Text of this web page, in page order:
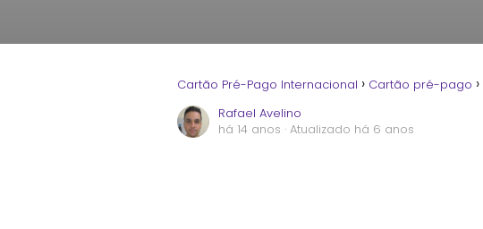
Cartão Pré-Pago Internacional Cartão pré-pago
Rafael Avelino
há 14 anos · Atualizado há 6 anos